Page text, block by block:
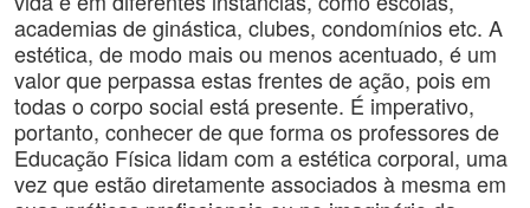
academias de ginástica, clubes, condomínios etc. A
estética, de modo mais ou menos acentuado, é um
valor que perpassa estas frentes de ação, pois em
todas o corpo social está presente. É imperativo,
portanto, conhecer de que forma os professores de
Educação Física lidam com a estética corporal, uma
vez que estão diretamente associados à mesma em